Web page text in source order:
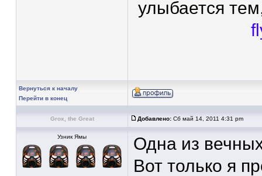
улыбается
Вернуться к началу
Перейти в конец
Grox, the Great Добавлено: Сб май 14, 2011 4:31 pm
Узник Ямы
Одна из
Вот только я